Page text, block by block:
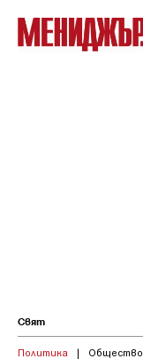
Свят
Политика | Общество